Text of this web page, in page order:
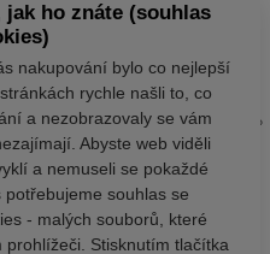
ho znáte (souhlas
nakupování bylo co nejlepší
rychle našli to, co
a nezobrazovaly se vám
Abyste web viděli
a nemuseli se pokaždé
souhlas se
- malých souborů, které
Stisknutím tlačítka